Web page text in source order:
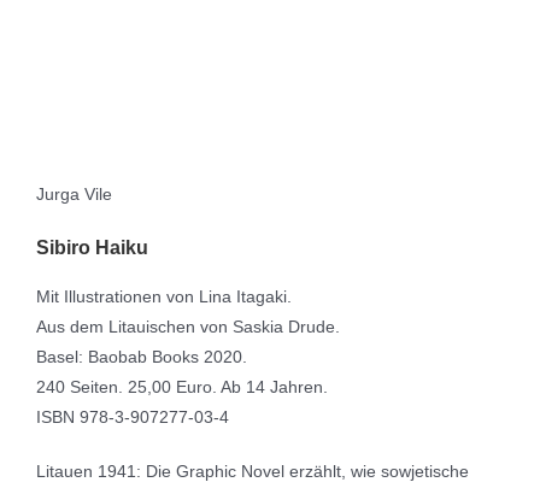
Jurga Vile
Sibiro Haiku
Mit Illustrationen von Lina Itagaki.
Aus dem Litauischen von Saskia Drude.
Basel: Baobab Books 2020.
240 Seiten. 25,00 Euro. Ab 14 Jahren.
ISBN 978-3-907277-03-4
Litauen 1941: Die Graphic Novel erzählt, wie sowjetische